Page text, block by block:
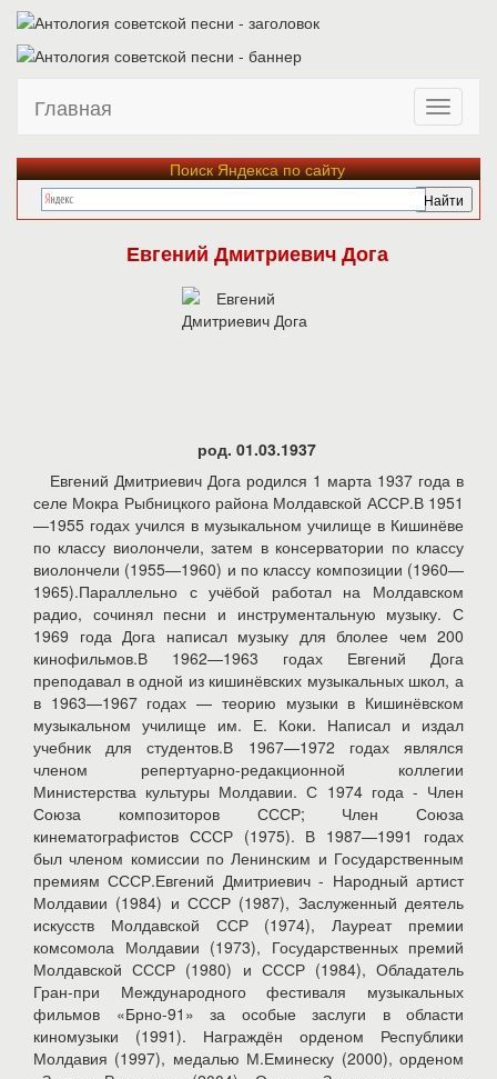
Главная
Поиск Яндекса по сайту
Евгений Дмитриевич Дога
род. 01.03.1937
Евгений Дмитриевич Дога родился 1 марта 1937 года в
селе Мокра Рыбницкого района Молдавской АССР.В 1951
—1955 годах учился в музыкальном училище в Кишинёве
по классу виолончели, затем в консерватории по классу
виолончели (1955—1960) и по классу композиции (1960—
1965).Параллельно с учёбой работал на Молдавском
радио, сочинял песни и инструментальную музыку. С
1969 года Дога написал музыку для блолее чем 200
кинофильмов.В 1962—1963 годах Евгений Дога
преподавал в одной из кишинёвских музыкальных школ, а
в 1963—1967 годах — теорию музыки в Кишинёвском
музыкальном училище им. Е. Коки. Написал и издал
учебник для студентов.В 1967—1972 годах являлся
членом репертуарно-редакционной коллегии
Министерства культуры Молдавии. С 1974 года - Член
Союза композиторов СССР; Член Союза
кинематографистов СССР (1975). В 1987—1991 годах
был членом комиссии по Ленинским и Государственным
премиям СССР.Евгений Дмитриевич - Народный артист
Молдавии (1984) и СССР (1987), Заслуженный деятель
искусств Молдавской ССР (1974), Лауреат премии
комсомола Молдавии (1973), Государственных премий
Молдавской СССР (1980) и СССР (1984), Обладатель
Гран-при Международного фестиваля музыкальных
фильмов «Брно-91» за особые заслуги в области
киномузыки (1991). Награждён орденом Республики
Молдавия (1997), медалью М.Еминеску (2000), орденом